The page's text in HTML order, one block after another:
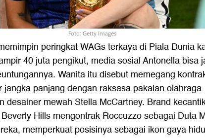
Foto: Getty Images
peringkat WAGs terkaya di Piala Dunia
40 juta pengikut, media sosial Antonella bisa
Wanita itu disebut memegang
jangka panjang dengan raksasa pakaian olahraga
desainer mewah Stella McCartney. Brand
Hills mengontrak Roccuzzo sebagai Duta
memperkuat posisinya sebagai ikon gaya